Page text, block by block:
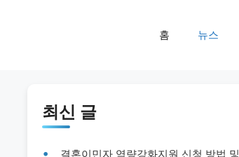
홈 뉴스
최신 글
결혼이민자 역량강화지원 신청 방법 및